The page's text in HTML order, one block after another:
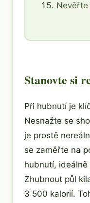
Stanovte si
Při hubnutí je
Nesnažte se
je prostě
se zaměřte na
hubnutí,
Zhubnout půl
3 500 kalorií.